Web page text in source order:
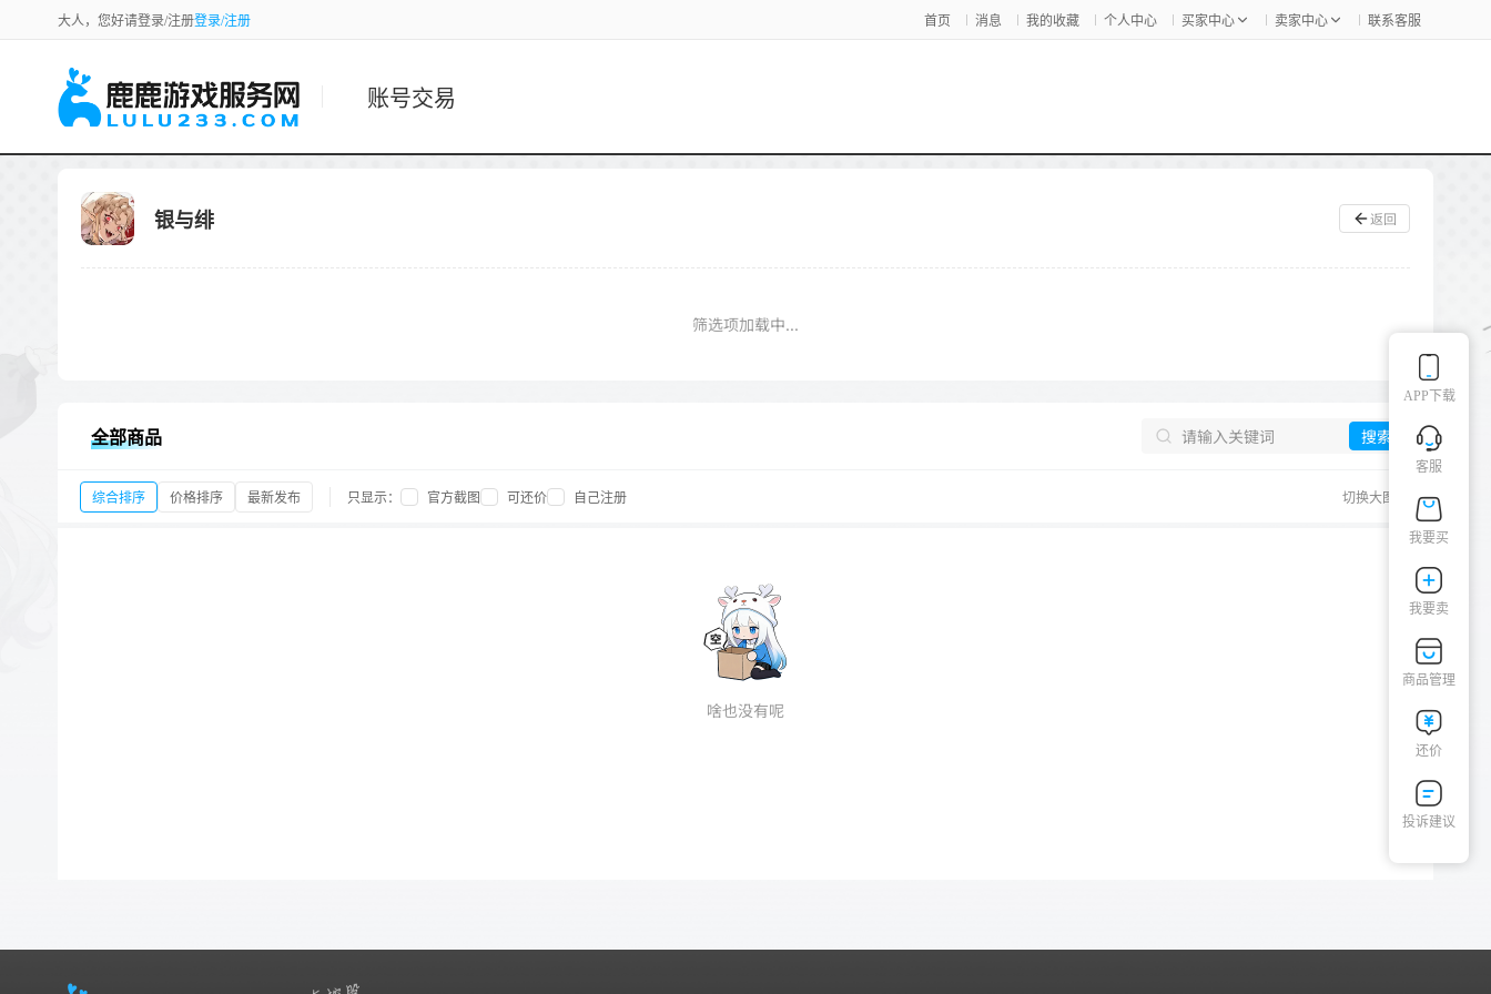
大人，您好请登录/注册登录/注册 首页 消息 我的收藏 个人中心 买家中心 卖家中心 联系客服
账号交易
银与绯 返回
筛选项加载中...
全部商品 搜索
综合排序 价格排序 最新发布 只显示： 官方截图 可还价 自己注册 切换大图
啥也没有呢
APP下载
客服
我要买
我要卖
商品管理
还价
投诉建议